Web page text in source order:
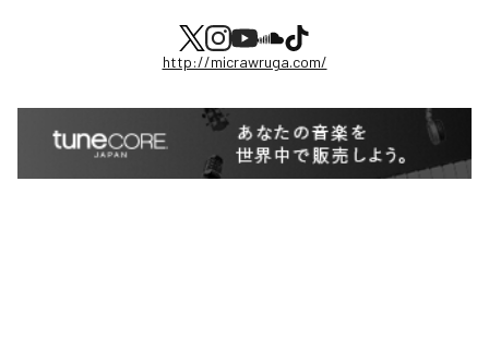
http://micrawruga.com/